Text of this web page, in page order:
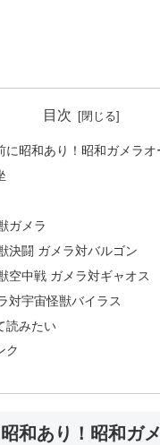
目次
に昭和あり！昭和ガメラオ
ガメラ
決闘 ガメラ対バルゴン
空中戦 ガメラ対ギャオス
対宇宙怪獣バイラス
読みたい
ク
和あり！昭和ガ